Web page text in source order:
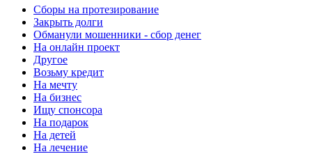
Сборы на протезирование
Закрыть долги
Обманули мошенники - сбор денег
На онлайн проект
Другое
Возьму кредит
На мечту
На бизнес
Ищу спонсора
На подарок
На детей
На лечение